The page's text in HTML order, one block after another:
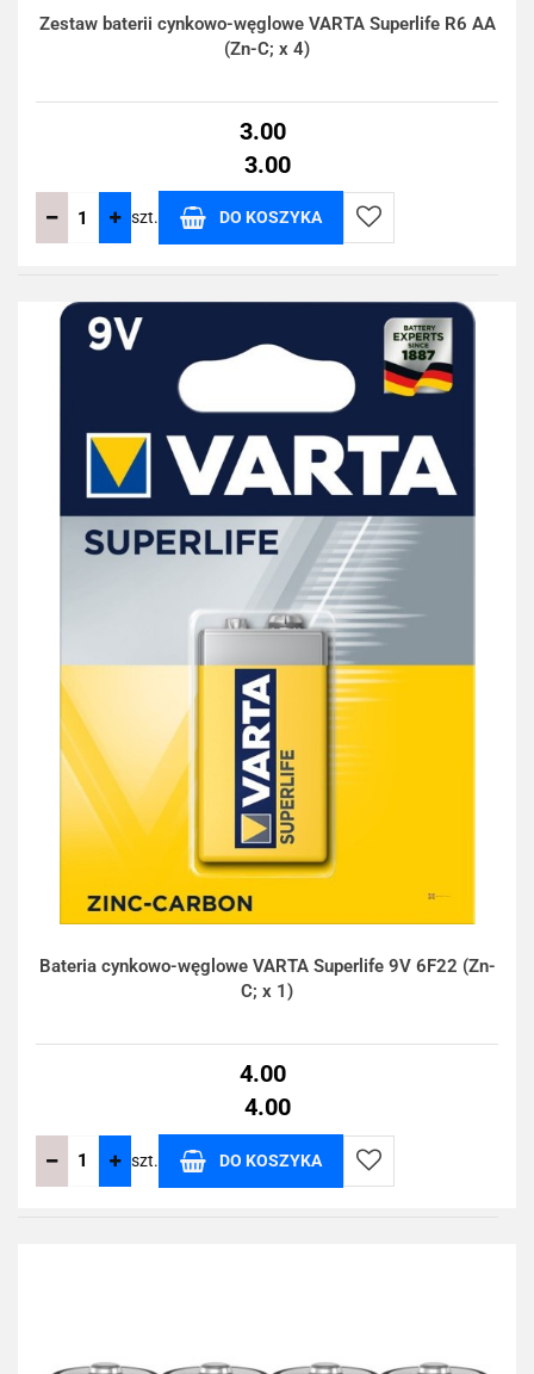
Zestaw baterii cynkowo-węglowe VARTA Superlife R6 AA
(Zn-C; x 4)
3.00
3.00
szt. DO KOSZYKA
Do
przechowalni
Bateria cynkowo-węglowe VARTA Superlife 9V 6F22 (Zn-
C; x 1)
4.00
4.00
szt. DO KOSZYKA
Do